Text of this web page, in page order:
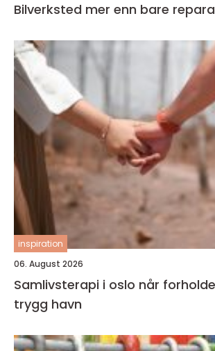
Bilverksted mer enn bare
inspiration
06. August 2026
Samlivsterapi i oslo når forholdet trenger en
trygg havn